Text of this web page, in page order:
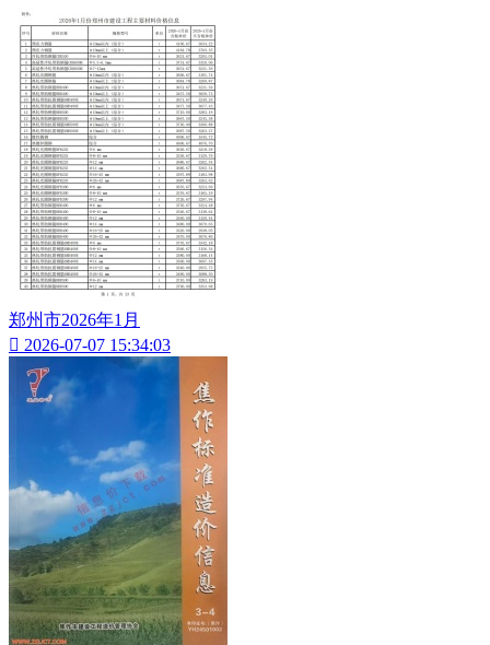
郑州市2026年1月
 2026-07-07 15:34:03